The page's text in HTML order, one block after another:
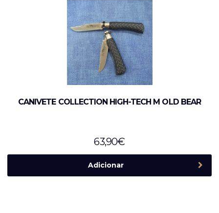
CANIVETE COLLECTION HIGH-TECH M OLD BEAR
63,90€
Adicionar